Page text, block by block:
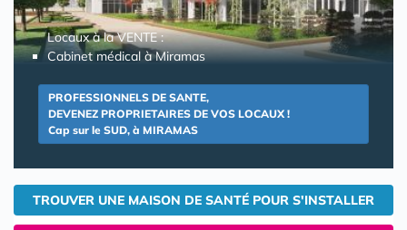
Locaux à la VENTE :
Cabinet médical à Miramas
PROFESSIONNELS DE SANTE,
DEVENEZ PROPRIETAIRES DE VOS LOCAUX !
Cap sur le SUD, à MIRAMAS
TROUVER UNE MAISON DE SANTÉ POUR S'INSTALLER